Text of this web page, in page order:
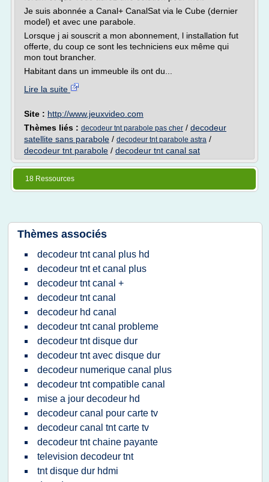
Je suis abonnée a Canal+ CanalSat via le Cube (dernier
model) et avec une parabole.
Lorsque j ai souscrit a mon abonnement, l installation fut
offerte, du coup ce sont les techniciens eux même qui
mon tout brancher.
Habitant dans un immeuble ils ont du...
Lire la suite
Site : http://www.jeuxvideo.com
Thèmes liés : decodeur tnt parabole pas cher / decodeur
satellite sans parabole / decodeur tnt parabole astra /
decodeur tnt parabole / decodeur tnt canal sat
18 Ressources
Thèmes associés
decodeur tnt canal plus hd
decodeur tnt et canal plus
decodeur tnt canal +
decodeur tnt canal
decodeur hd canal
decodeur tnt canal probleme
decodeur tnt disque dur
decodeur tnt avec disque dur
decodeur numerique canal plus
decodeur tnt compatible canal
mise a jour decodeur hd
decodeur canal pour carte tv
decodeur canal tnt carte tv
decodeur tnt chaine payante
television decodeur tnt
tnt disque dur hdmi